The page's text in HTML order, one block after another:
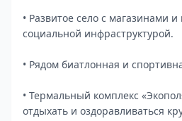
• Развитое село с магазинами
социальной инфраструктурой.
• Рядом биатлонная и
• Термальный комплекс
отдыхать и оздоравливаться